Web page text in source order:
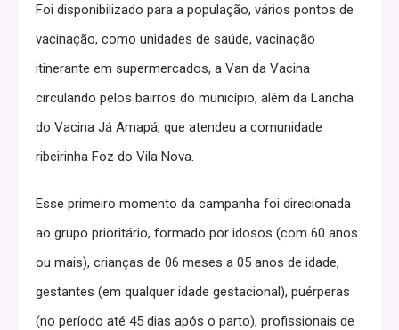
Foi disponibilizado para a população, vários pontos de
vacinação, como unidades de saúde, vacinação
itinerante em supermercados, a Van da Vacina
circulando pelos bairros do município, além da Lancha
do Vacina Já Amapá, que atendeu a comunidade
ribeirinha Foz do Vila Nova.
Esse primeiro momento da campanha foi direcionada
ao grupo prioritário, formado por idosos (com 60 anos
ou mais), crianças de 06 meses a 05 anos de idade,
gestantes (em qualquer idade gestacional), puérperas
(no período até 45 dias após o parto), profissionais de